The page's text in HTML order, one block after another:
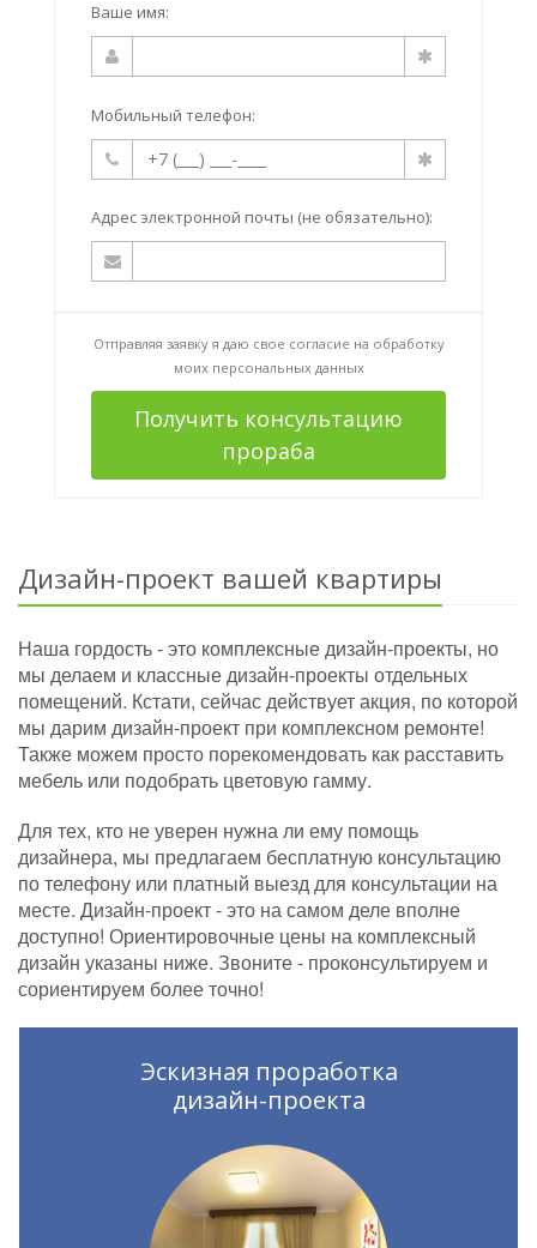
Ваше имя:
Мобильный телефон:
Адрес электронной почты (не обязательно):
Отправляя заявку я даю свое согласие на обработку
моих персональных данных
Получить консультацию
прораба
Дизайн-проект вашей квартиры
Наша гордость - это комплексные дизайн-проекты, но
мы делаем и классные дизайн-проекты отдельных
помещений. Кстати, сейчас действует акция, по которой
мы дарим дизайн-проект при комплексном ремонте!
Также можем просто порекомендовать как расставить
мебель или подобрать цветовую гамму.
Для тех, кто не уверен нужна ли ему помощь
дизайнера, мы предлагаем бесплатную консультацию
по телефону или платный выезд для консультации на
месте. Дизайн-проект - это на самом деле вполне
доступно! Ориентировочные цены на комплексный
дизайн указаны ниже. Звоните - проконсультируем и
сориентируем более точно!
Эскизная проработка
дизайн-проекта